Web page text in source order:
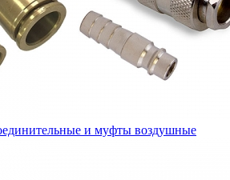
и муфты воздушные